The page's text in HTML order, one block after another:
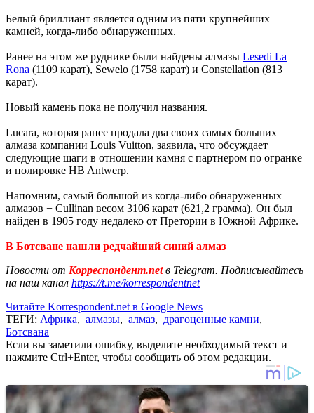
Белый бриллиант является одним из пяти крупнейших
камней, когда-либо обнаруженных.
Ранее на этом же руднике были найдены алмазы Lesedi La
Rona (1109 карат), Sewelo (1758 карат) и Constellation (813
карат).
Новый камень пока не получил названия.
Lucara, которая ранее продала два своих самых больших
алмаза компании Louis Vuitton, заявила, что обсуждает
следующие шаги в отношении камня с партнером по огранке
и полировке HB Antwerp.
Напомним, самый большой из когда-либо обнаруженных
алмазов − Cullinan весом 3106 карат (621,2 грамма). Он был
найден в 1905 году недалеко от Претории в Южной Африке.
В Ботсване нашли редчайший синий алмаз
Новости от Корреспондент.netв Telegram. Подписывайтесь
на наш канал https://t.me/korrespondentnet
Читайте Korrespondent.net в Google News
ТЕГИ: Африка, алмазы, алмаз, драгоценные камни,
Ботсвана
Если вы заметили ошибку, выделите необходимый текст и
нажмите Ctrl+Enter, чтобы сообщить об этом редакции.